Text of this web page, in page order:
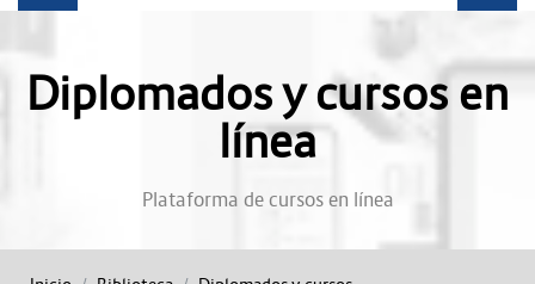
Diplomados y cursos en
línea
Plataforma de cursos en línea